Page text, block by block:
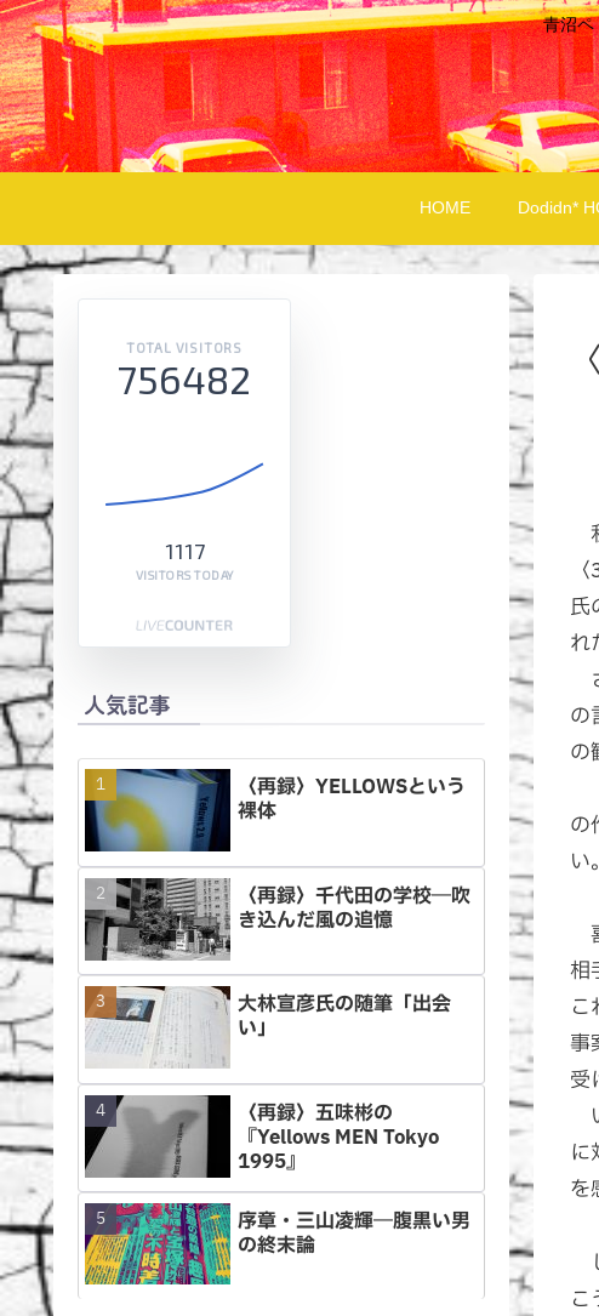
青沼ペ
HOME Dodidn*
氏
れ
の
の
の
い。
相
事
受
に
を
こ
TOTAL VISITORS
756482
1117
VISITORS TODAY
人気記事
〈再録〉YELLOWSという
裸体
〈再録〉千代田の学校―吹
き込んだ風の追憶
大林宣彦氏の随筆「出会
い」
〈再録〉五味彬の
『Yellows MEN Tokyo
1995』
序章・三山凌輝―腹黒い男
の終末論